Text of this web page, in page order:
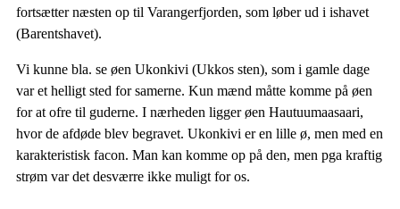
fortsætter næsten op til Varangerfjorden, som løber ud i ishavet
(Barentshavet).
Vi kunne bla. se øen Ukonkivi (Ukkos sten), som i gamle dage
var et helligt sted for samerne. Kun mænd måtte komme på øen
for at ofre til guderne. I nærheden ligger øen Hautuumaasaari,
hvor de afdøde blev begravet. Ukonkivi er en lille ø, men med en
karakteristisk facon. Man kan komme op på den, men pga kraftig
strøm var det desværre ikke muligt for os.